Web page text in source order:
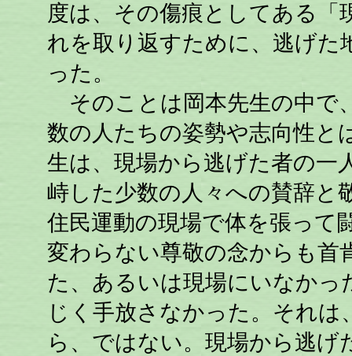
度は、その傷痕としてある
れを取り返すために、逃げた
った。
そのことは岡本先生の中で
数の人たちの姿勢や志向性と
生は、現場から逃げた者の一
峙した少数の人々への賛辞と
住民運動の現場で体を張って
変わらない尊敬の念からも首
た、あるいは現場にいなかっ
じく手放さなかった。それ
ら、ではない。現場から逃